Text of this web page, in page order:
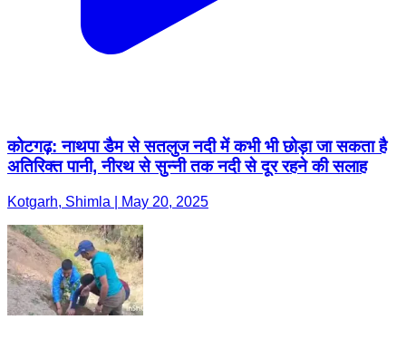
कोटगढ़: नाथपा डैम से सतलुज नदी में कभी भी छोड़ा जा सकता है
अतिरिक्त पानी, नीरथ से सुन्नी तक नदी से दूर रहने की सलाह
Kotgarh, Shimla | May 20, 2025